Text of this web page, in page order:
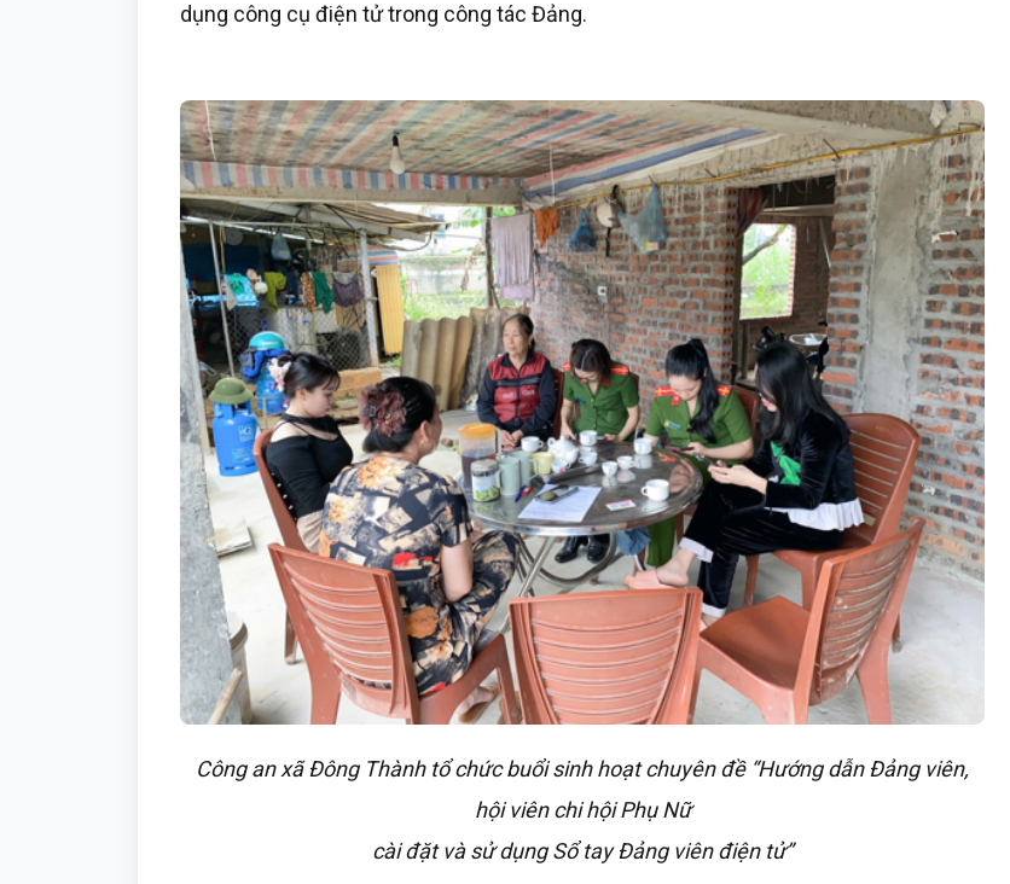
dụng công cụ điện tử trong công tác Đảng.
Công an xã Đông Thành tổ chức buổi sinh hoạt chuyên đề “Hướng dẫn Đảng viên,
hội viên chi hội Phụ Nữ
cài đặt và sử dụng Sổ tay Đảng viên điện tử”